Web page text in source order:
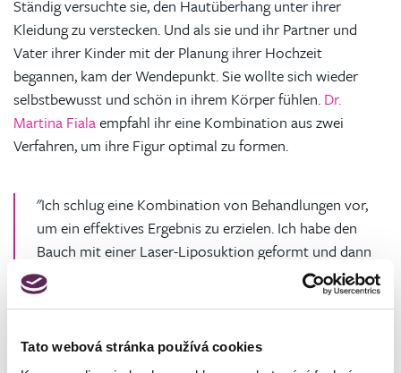
Tato webová stránka používá cookies
Ständig versuchte sie, den Hautüberhang unter ihrer
Kleidung zu verstecken. Und als sie und ihr Partner und
Vater ihrer Kinder mit der Planung ihrer Hochzeit
begannen, kam der Wendepunkt. Sie wollte sich wieder
selbstbewusst und schön in ihrem Körper fühlen. Dr.
Martina Fialaempfahl ihr eine Kombination aus zwei
Verfahren, um ihre Figur optimal zu formen.
"Ich schlug eine Kombination von Behandlungen vor,
um ein effektives Ergebnis zu erzielen. Ich habe den
Bauch mit einer Laser-Liposuktion geformt und dann
die überschüssige Haut entfernt und eine Diastase-
Korrektur durchgeführt. Die Bauchmuskeln der Klientin
ein relativ häufiges Problem für Mütter ist, und in
manchen Fällen ist die plastische Chirurgie die einzige